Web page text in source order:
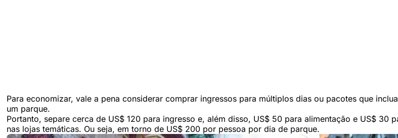
Para economizar, vale a pena considerar comprar ingressos para múltiplos dias ou pacotes que
um parque.
Portanto, separe cerca de US$ 120 para ingresso e, além disso, US$ 50 para alimentação e US$ 30
nas lojas temáticas. Ou seja, em torno de US$ 200 por pessoa por dia de parque.